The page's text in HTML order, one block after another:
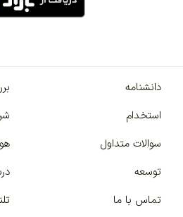
دانشنامه
استخدام
سوالات متداول
توسعه
تماس با ما